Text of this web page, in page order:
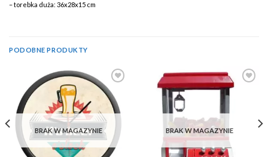
– torebka duża: 36x28x15 cm
PODOBNE PRODUKTY
Add to
Wishlist
BRAK W MAGAZYNIE BRAK W MAGAZYNIE